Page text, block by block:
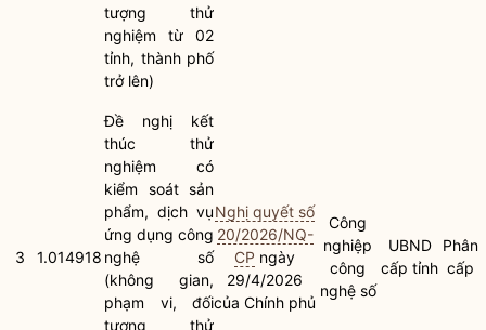
tượng thử
nghiệm từ 02
tỉnh, thành phố
trở lên)
3 1.014918
Đề nghị kết
thúc thử
nghiệm có
kiểm soát sản
phẩm, dịch vụ
ứng dụng công
nghệ số
(không gian,
phạm vi, đối
tượng thử
Nghị quyết số
20/2026/NQ-
CP ngày
29/4/2026
của Chính phủ
Công
nghiệp
công
nghệ số
UBND
cấp tỉnh
Phân
cấp